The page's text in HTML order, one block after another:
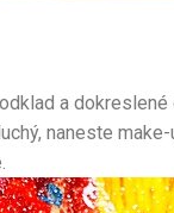
a
naneste